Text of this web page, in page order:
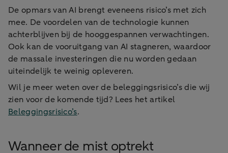
De opmars van AI brengt eveneens risico’s met zich
mee. De voordelen van de technologie kunnen
achterblijven bij de hooggespannen verwachtingen.
Ook kan de vooruitgang van AI stagneren, waardoor
de massale investeringen die nu worden gedaan
uiteindelijk te weinig opleveren.
Wil je meer weten over de beleggingsrisico’s die wij
zien voor de komende tijd? Lees het artikel
Beleggingsrisico’s.
Wanneer de mist optrekt